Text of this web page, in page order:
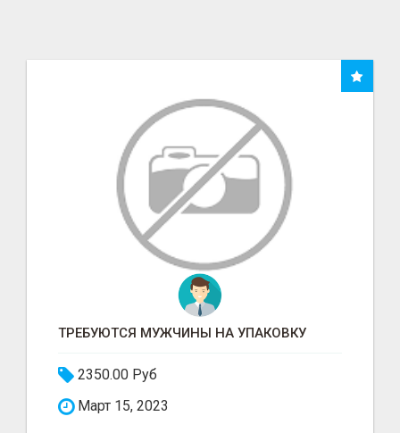
ТРЕБУЮТСЯ МУЖЧИНЫ НА УПАКОВКУ
2350.00 Руб
Март 15, 2023